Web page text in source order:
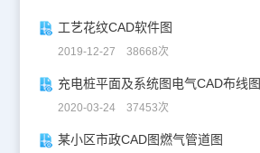
工艺花纹CAD软件图
2019-12-27 38668次
充电桩平面及系统图电气CAD布线图
2020-03-24 37453次
某小区市政CAD图燃气管道图